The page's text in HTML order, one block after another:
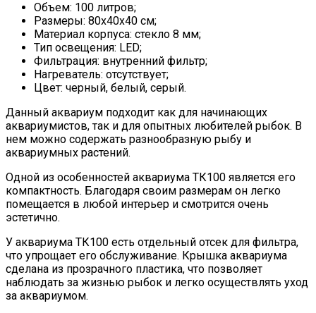
Объем: 100 литров;
Размеры: 80x40x40 см;
Материал корпуса: стекло 8 мм;
Тип освещения: LED;
Фильтрация: внутренний фильтр;
Нагреватель: отсутствует;
Цвет: черный, белый, серый.
Данный аквариум подходит как для начинающих
аквариумистов, так и для опытных любителей рыбок. В
нем можно содержать разнообразную рыбу и
аквариумных растений.
Одной из особенностей аквариума ТК100 является его
компактность. Благодаря своим размерам он легко
помещается в любой интерьер и смотрится очень
эстетично.
У аквариума ТК100 есть отдельный отсек для фильтра,
что упрощает его обслуживание. Крышка аквариума
сделана из прозрачного пластика, что позволяет
наблюдать за жизнью рыбок и легко осуществлять уход
за аквариумом.